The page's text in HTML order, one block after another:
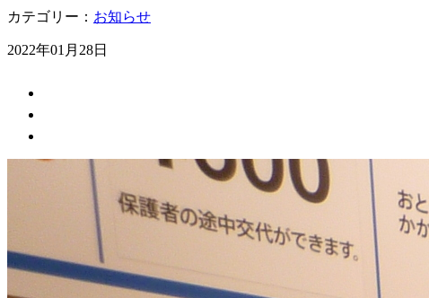
カテゴリー： お知らせ
2022年01月28日